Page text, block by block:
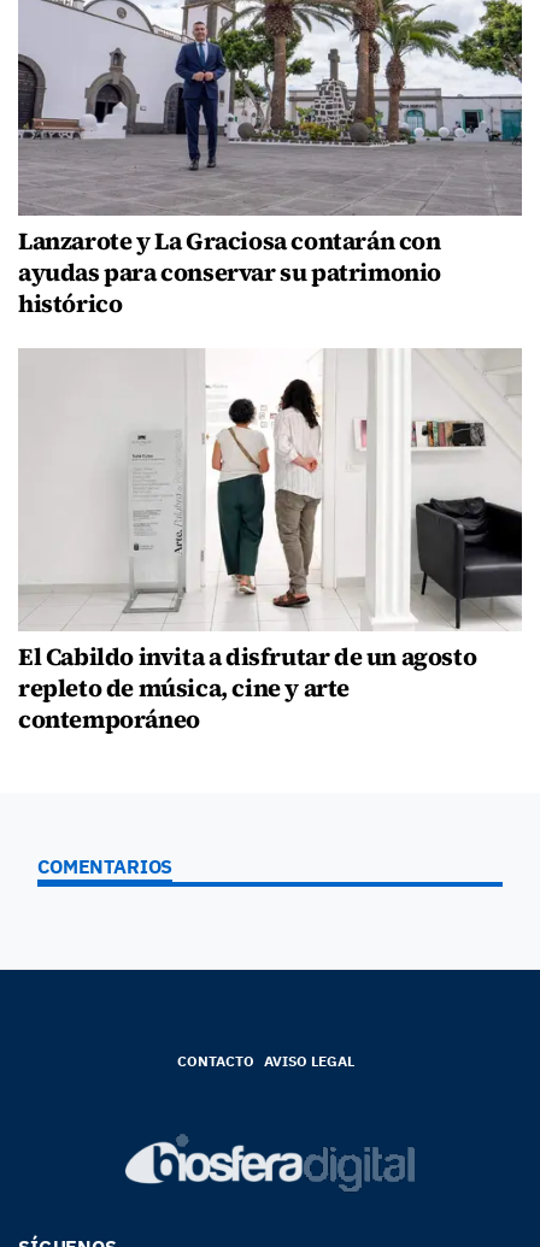
Lanzarote y La Graciosa contarán con
ayudas para conservar su patrimonio
histórico
El Cabildo invita a disfrutar de un agosto
repleto de música, cine y arte
contemporáneo
COMENTARIOS
CONTACTO AVISO LEGAL